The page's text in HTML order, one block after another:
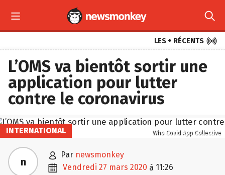
 
LES + RÉCENTS 
L’OMS va bientôt sortir une
application pour lutter
contre le coronavirus
Who Covid App Collective
INTERNATIONAL
n  par newsmonkey
 vendredi 27 mars 2020 à 11:26